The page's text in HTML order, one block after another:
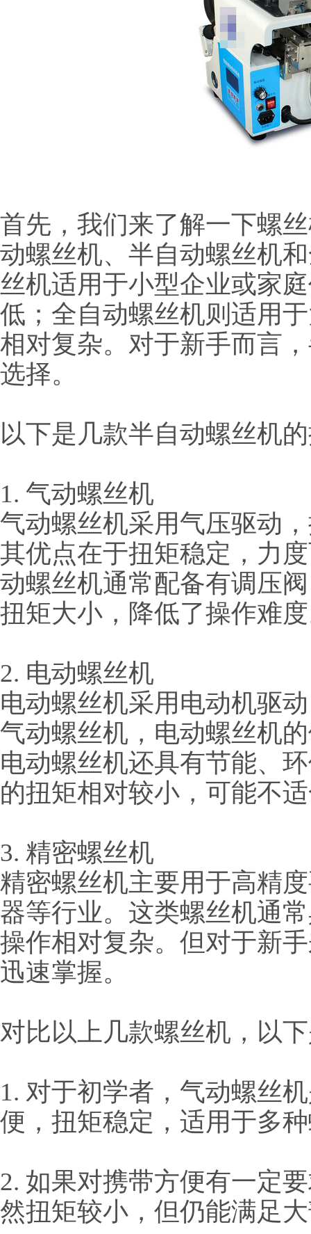
首先，我们来了解一下螺
动螺丝机、半自动螺丝机
丝机适用于小型企业或家
低；全自动螺丝机则适用
相对复杂。对于新手而言
选择。
以下是几款半自动螺丝机
1. 气动螺丝机
气动螺丝机采用气压驱动
其优点在于扭矩稳定，力
动螺丝机通常配备有调压
扭矩大小，降低了操作难
2. 电动螺丝机
电动螺丝机采用电动机驱
气动螺丝机，电动螺丝机
电动螺丝机还具有节能、
的扭矩相对较小，可能不
3. 精密螺丝机
精密螺丝机主要用于高精
器等行业。这类螺丝机通
操作相对复杂。但对于新
迅速掌握。
对比以上几款螺丝机，以
1. 对于初学者，气动螺丝
便，扭矩稳定，适用于多
2. 如果对携带方便有一定
然扭矩较小，但仍能满足